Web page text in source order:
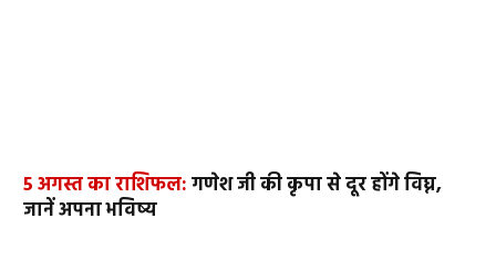
5 अगस्त का राशिफल:गणेश जी की कृपा से दूर होंगे विघ्न,
जानें अपना भविष्य